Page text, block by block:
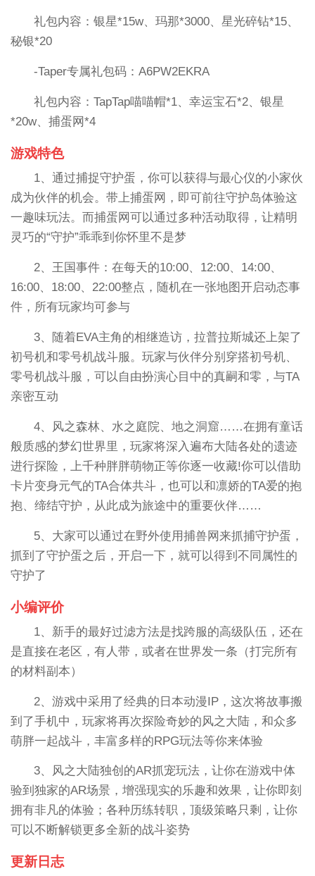
礼包内容：银星*15w、玛那*3000、星光碎钻*15、
秘银*20
-Taper专属礼包码：A6PW2EKRA
礼包内容：TapTap喵喵帽*1、幸运宝石*2、银星
*20w、捕蛋网*4
游戏特色
1、通过捕捉守护蛋，你可以获得与最心仪的小家伙
成为伙伴的机会。带上捕蛋网，即可前往守护岛体验这
一趣味玩法。而捕蛋网可以通过多种活动取得，让精明
灵巧的“守护”乖乖到你怀里不是梦
2、王国事件：在每天的10:00、12:00、14:00、
16:00、18:00、22:00整点，随机在一张地图开启动态事
件，所有玩家均可参与
3、随着EVA主角的相继造访，拉普拉斯城还上架了
初号机和零号机战斗服。玩家与伙伴分别穿搭初号机、
零号机战斗服，可以自由扮演心目中的真嗣和零，与TA
亲密互动
4、风之森林、水之庭院、地之洞窟……在拥有童话
般质感的梦幻世界里，玩家将深入遍布大陆各处的遗迹
进行探险，上千种胖胖萌物正等你逐一收藏!你可以借助
卡片变身元气的TA合体共斗，也可以和凛娇的TA爱的抱
抱、缔结守护，从此成为旅途中的重要伙伴……
5、大家可以通过在野外使用捕兽网来抓捕守护蛋，
抓到了守护蛋之后，开启一下，就可以得到不同属性的
守护了
小编评价
1、新手的最好过滤方法是找跨服的高级队伍，还在
是直接在老区，有人带，或者在世界发一条（打完所有
的材料副本）
2、游戏中采用了经典的日本动漫IP，这次将故事搬
到了手机中，玩家将再次探险奇妙的风之大陆，和众多
萌胖一起战斗，丰富多样的RPG玩法等你来体验
3、风之大陆独创的AR抓宠玩法，让你在游戏中体
验到独家的AR场景，增强现实的乐趣和效果，让你即刻
拥有非凡的体验；各种历练转职，顶级策略只剩，让你
可以不断解锁更多全新的战斗姿势
更新日志